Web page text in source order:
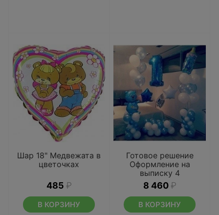
Шар 18" Медвежата в
цветочках
485 ₽
В КОРЗИНУ
Готовое решение
Оформление на
выписку 4
8 460 ₽
В КОРЗИНУ